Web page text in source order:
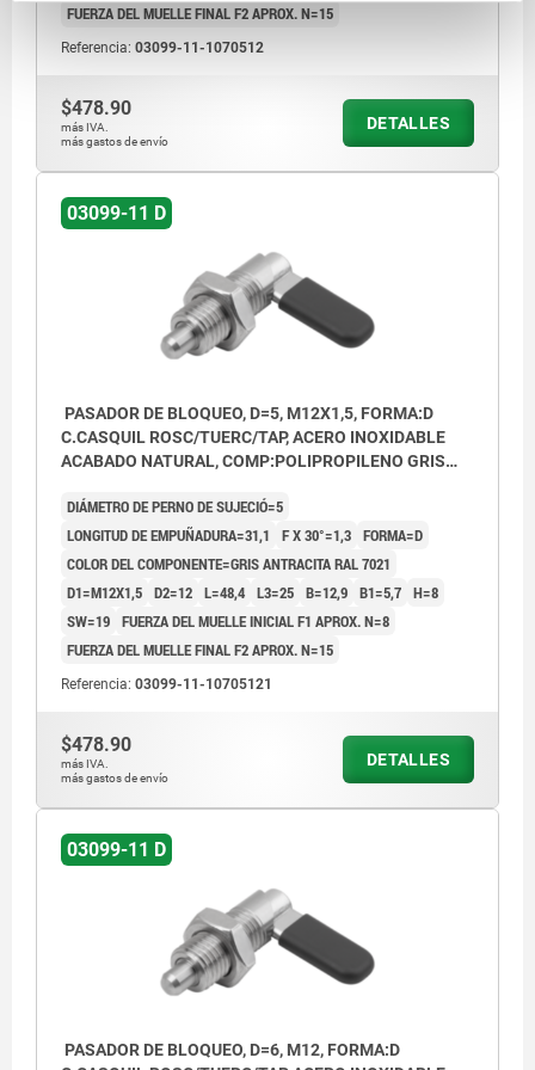
FUERZA DEL MUELLE FINAL F2 APROX. N=15
Referencia: 03099-11-1070512
$478.90
más IVA.
más gastos de envío
DETALLES
03099-11 D
PASADOR DE BLOQUEO, D=5, M12X1,5, FORMA:D
C.CASQUIL ROSC/TUERC/TAP, ACERO INOXIDABLE
ACABADO NATURAL, COMP:POLIPROPILENO GRIS
DIÁMETRO DE PERNO DE SUJECIÓ=5
LONGITUD DE EMPUÑADURA=31,1
F X 30°=1,3 FORMA=D
COLOR DEL COMPONENTE=GRIS ANTRACITA RAL 7021
D1=M12X1,5 D2=12 L=48,4 L3=25 B=12,9 B1=5,7 H=8
SW=19 FUERZA DEL MUELLE INICIAL F1 APROX. N=8
FUERZA DEL MUELLE FINAL F2 APROX. N=15
Referencia: 03099-11-10705121
$478.90
más IVA.
más gastos de envío
DETALLES
03099-11 D
PASADOR DE BLOQUEO, D=6, M12, FORMA:D